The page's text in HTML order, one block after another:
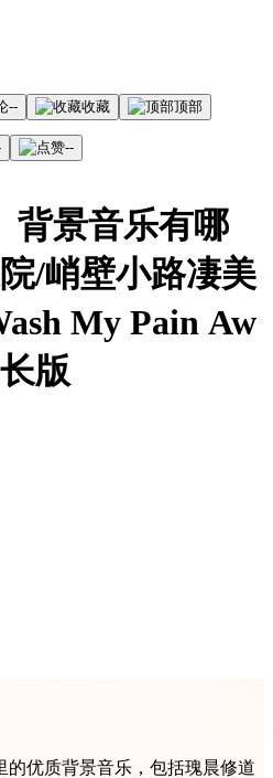
-- 收藏 顶部
--
背景音乐有哪
/峭壁小路凄美
My Pain Aw
版
的优质背景音乐，包括瑰晨修道